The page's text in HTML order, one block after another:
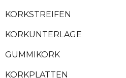
KORKSTREIFEN
KORKUNTERLAGE
GUMMIKORK
KORKPLATTEN